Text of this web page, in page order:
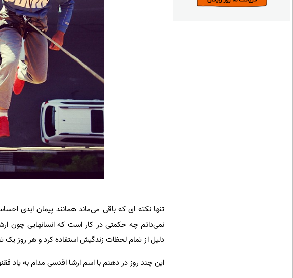
تنها نکته ای که باقی می‌ماند همانند پیمان ابدی
نمی‌دانم چه حکمتی در کار است که انسانهایی چون
دلیل از تمام لحظات زندگیش استفاده کرد و هر روز یک
این چند روز در ذهنم با اسم ارشا اقدسی مدام به یاد